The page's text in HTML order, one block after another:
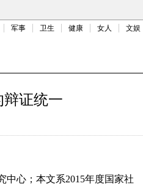
军事 卫生 健康 女人 文娱
证统一
心；本文系2015年度国家社